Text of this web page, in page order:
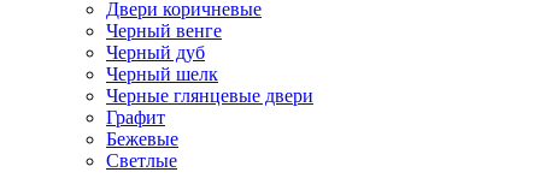
Двери коричневые
Черный венге
Черный дуб
Черный шелк
Черные глянцевые двери
Графит
Бежевые
Светлые